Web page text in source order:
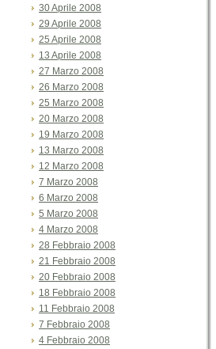
30 Aprile 2008
29 Aprile 2008
25 Aprile 2008
13 Aprile 2008
27 Marzo 2008
26 Marzo 2008
25 Marzo 2008
20 Marzo 2008
19 Marzo 2008
13 Marzo 2008
12 Marzo 2008
7 Marzo 2008
6 Marzo 2008
5 Marzo 2008
4 Marzo 2008
28 Febbraio 2008
21 Febbraio 2008
20 Febbraio 2008
18 Febbraio 2008
11 Febbraio 2008
7 Febbraio 2008
4 Febbraio 2008